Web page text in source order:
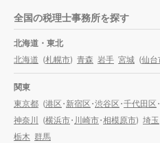
全国の税理士事務所を探す
北海道・東北
北海道 (札幌市) 青森 岩手 宮城 (仙台
関東
東京都 (港区・新宿区・渋谷区・千代田区
神奈川
(横浜市・川崎市・相模原市) 埼玉
栃木 群馬